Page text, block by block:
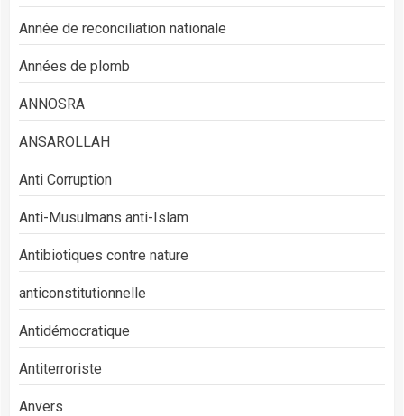
Année de reconciliation nationale
Années de plomb
ANNOSRA
ANSAROLLAH
Anti Corruption
Anti-Musulmans anti-Islam
Antibiotiques contre nature
anticonstitutionnelle
Antidémocratique
Antiterroriste
Anvers